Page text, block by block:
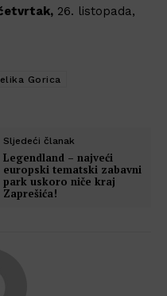
26. listopada,
Gorica
Sljedeći članak
Legendland – najveći
europski tematski zabavni
park uskoro niče kraj
Zaprešića!